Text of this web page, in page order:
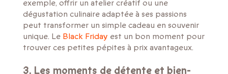
exemple, offrir un atelier créatif ou une
dégustation culinaire adaptée à ses passions
peut transformer un simple cadeau en souvenir
unique. Le Black Friday est un bon moment pour
trouver ces petites pépites à prix avantageux.
3. Les moments de détente et bien-